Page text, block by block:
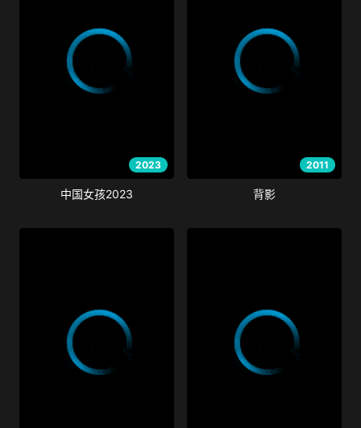
2023
中国女孩2023
2011
背影